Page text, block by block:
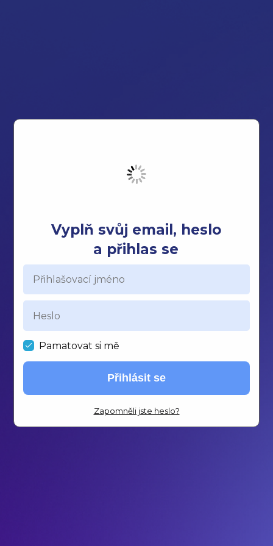
Vyplň svůj email, heslo
a přihlas se
Pamatovat si mě
Přihlásit se
Zapomněli jste heslo?